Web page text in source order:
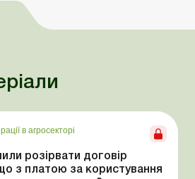
в агросекторі
розірвати договір
з платою за користування